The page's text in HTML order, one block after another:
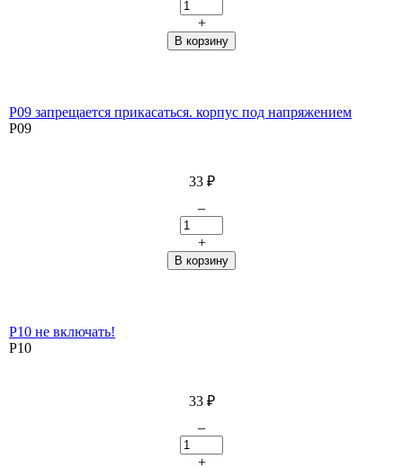
+
P09 запрещается прикасаться. корпус под напряжением
P09
33 ₽
–
+
P10 не включать!
P10
33 ₽
–
+